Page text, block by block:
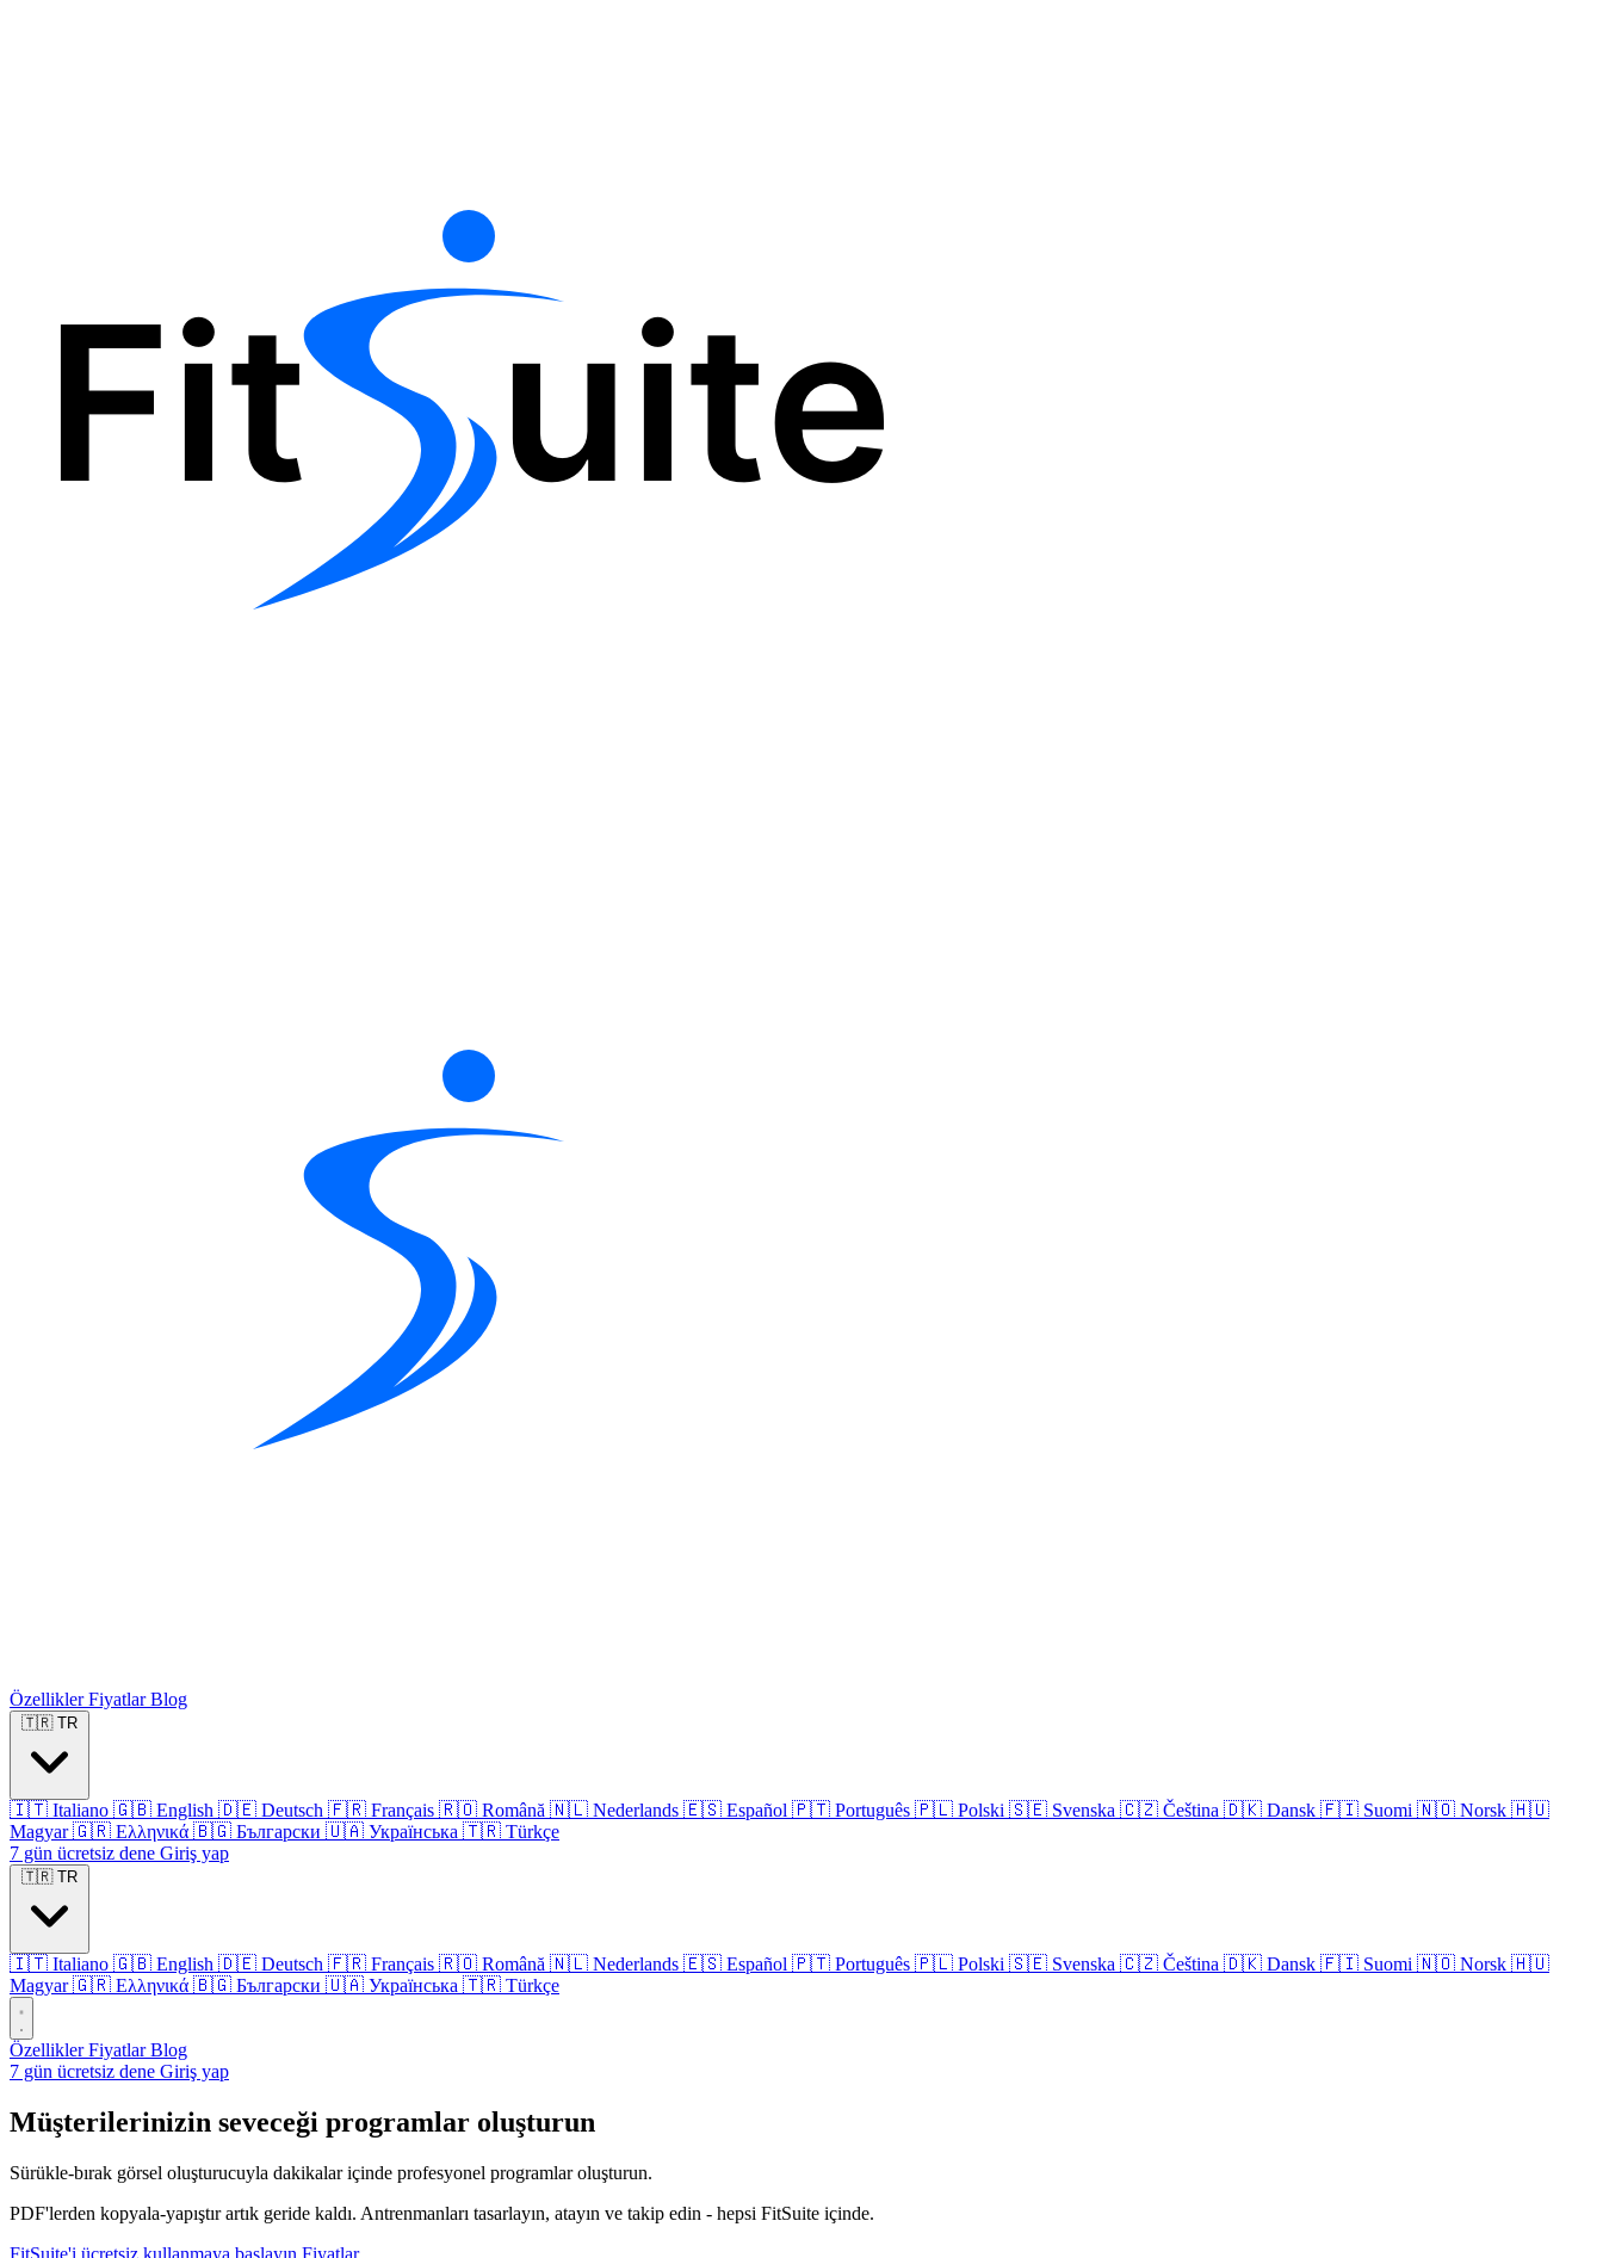
ÖzelliklerFiyatlarBlog
🇹🇷 TR
🇮🇹 Italiano 🇬🇧 English 🇩🇪 Deutsch 🇫🇷 Français 🇷🇴 Română 🇳🇱 Nederlands 🇪🇸 Español 🇵🇹 Português 🇵🇱 Polski 🇸🇪 Svenska 🇨🇿 Čeština 🇩🇰 Dansk 🇫🇮 Suomi 🇳🇴 Norsk 🇭🇺
Magyar 🇬🇷 Ελληνικά 🇧🇬 Български 🇺🇦 Українська 🇹🇷 Türkçe
7 gün ücretsiz dene Giriş yap
🇹🇷 TR
🇮🇹 Italiano 🇬🇧 English 🇩🇪 Deutsch 🇫🇷 Français 🇷🇴 Română 🇳🇱 Nederlands 🇪🇸 Español 🇵🇹 Português 🇵🇱 Polski 🇸🇪 Svenska 🇨🇿 Čeština 🇩🇰 Dansk 🇫🇮 Suomi 🇳🇴 Norsk 🇭🇺
Magyar 🇬🇷 Ελληνικά 🇧🇬 Български 🇺🇦 Українська 🇹🇷 Türkçe
ÖzelliklerFiyatlarBlog
7 gün ücretsiz dene Giriş yap
Müşterilerinizin seveceği programlar oluşturun
Sürükle-bırak görsel oluşturucuyla dakikalar içinde profesyonel programlar oluşturun.
PDF'lerden kopyala-yapıştır artık geride kaldı. Antrenmanları tasarlayın, atayın ve takip edin - hepsi FitSuite içinde.
FitSuite'i ücretsiz kullanmaya başlayın Fiyatlar